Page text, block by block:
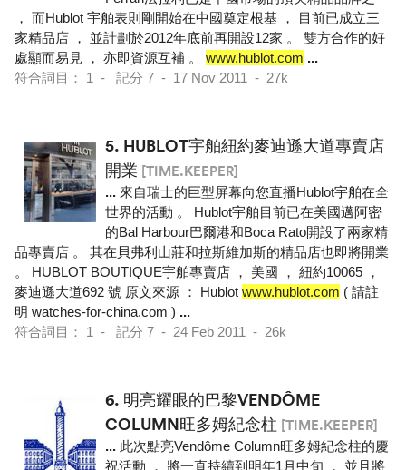
， 而Hublot 宇舶表則剛開始在中國奠定根基 ， 目前已成立三
家精品店 ， 並計劃於2012年底前再開設12家 。 雙方合作的好
處顯而易見 ， 亦即資源互補 。 www.hublot.com ...
符合詞目： 1 - 記分 7 - 17 Nov 2011 - 27k
5. HUBLOT宇舶紐約麥迪遜大道專賣店
開業 [TIME.KEEPER]
... 來自瑞士的巨型屏幕向您直播Hublot宇舶在全
世界的活動 。 Hublot宇舶目前已在美國邁阿密
的Bal Harbour巴爾港和Boca Rato開設了兩家精
品專賣店 。 其在貝弗利山莊和拉斯維加斯的精品店也即將開業
。 HUBLOT BOUTIQUE宇舶專賣店 ， 美國 ， 紐約10065 ，
麥迪遜大道692 號 原文來源 ： Hublot www.hublot.com ( 請註
明 watches-for-china.com ) ...
符合詞目： 1 - 記分 7 - 24 Feb 2011 - 26k
6. 明亮耀眼的巴黎VENDÔME
COLUMN旺多姆紀念柱 [TIME.KEEPER]
... 此次點亮Vendôme Column旺多姆紀念柱的慶
祝活動 ， 將一直持續到明年1月中旬 ， 並且將